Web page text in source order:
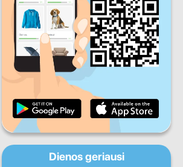
Kasdieninis progresas
Mėnesinis progresas
Bendras progresas
Dienos geriausi